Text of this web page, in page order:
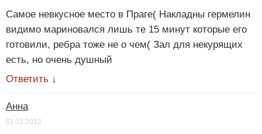
Самое невкусное место в Праге( Накладны гермелин
видимо мариновался лишь те 15 минут которые его
готовили, ребра тоже не о чем( Зал для некурящих
есть, но очень душный
Ответить ↓
Анна
01.11.2012